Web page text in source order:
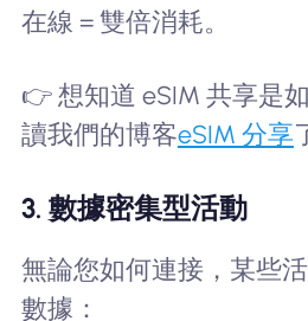
在線 = 雙倍消耗。
👉 想知道 eSIM 共享是
讀我們的博客eSIM 分享
3. 數據密集型活動
無論您如何連接，某些
數據：